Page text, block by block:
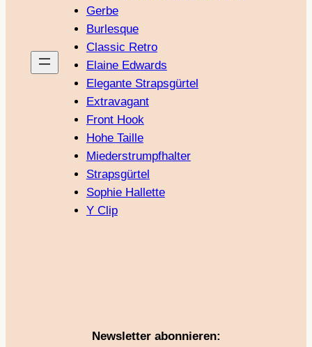
Gerbe
Burlesque
Classic Retro
Elaine Edwards
Elegante Strapsgürtel
Extravagant
Front Hook
Hohe Taille
Miederstrumpfhalter
Strapsgürtel
Sophie Hallette
Y Clip
Newsletter abonnieren: